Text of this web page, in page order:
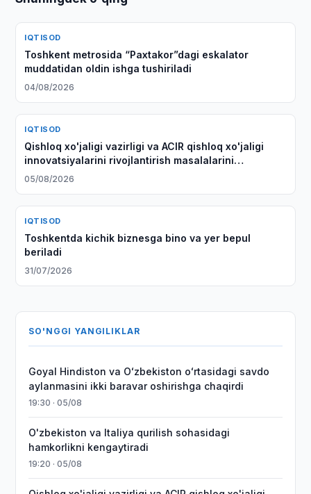
IQTISOD
Toshkent metrosida “Paxtakor”dagi eskalator
muddatidan oldin ishga tushiriladi
04/08/2026
IQTISOD
Qishloq xo'jaligi vazirligi va ACIR qishloq xo'jaligi
innovatsiyalarini rivojlantirish masalalarini
muhokama qilishdi
05/08/2026
IQTISOD
Toshkentda kichik biznesga bino va yer bepul
beriladi
31/07/2026
SO'NGGI YANGILIKLAR
Goyal Hindiston va Oʻzbekiston oʻrtasidagi savdo
aylanmasini ikki baravar oshirishga chaqirdi
19:30 · 05/08
O'zbekiston va Italiya qurilish sohasidagi
hamkorlikni kengaytiradi
19:20 · 05/08